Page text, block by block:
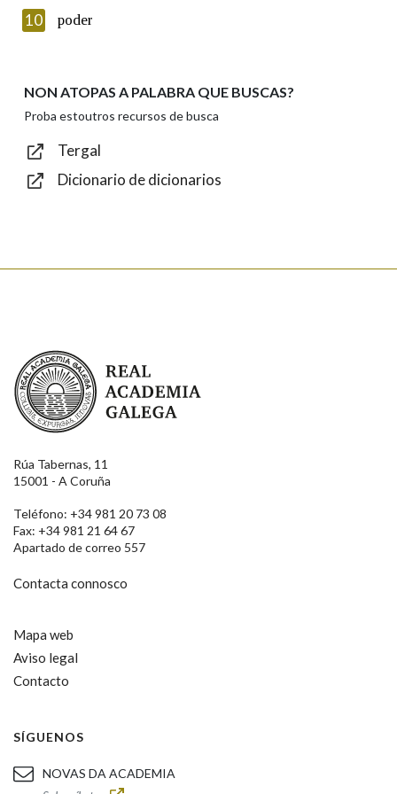
Enviar
10 poder
NON ATOPAS A PALABRA QUE BUSCAS?
Proba estoutros recursos de busca
Tergal
Dicionario de dicionarios
Real Academia Galega
Rúa Tabernas, 11
15001 - A Coruña
Teléfono: +34 981 20 73 08
Fax: +34 981 21 64 67
Apartado de correo 557
Contacta connosco
Mapa web
Aviso legal
Contacto
SÍGUENOS
NOVAS DA ACADEMIA